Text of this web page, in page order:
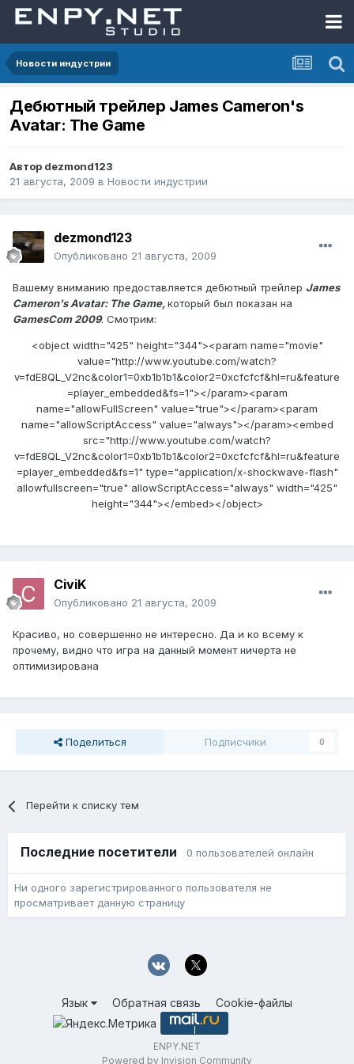
Новости индустрии
Дебютный трейлер James Cameron's
Avatar: The Game
Автор dezmond123
21 августа, 2009 в Новости индустрии
dezmond123
Опубликовано 21 августа, 2009
Вашему вниманию предоставляется дебютный трейлер James
Cameron's Avatar: The Game,который был показан на
GamesCom 2009. Смотрим:
<object width="425" height="344"><param name="movie"
value="http://www.youtube.com/watch?
v=fdE8QL_V2nc&color1=0xb1b1b1&color2=0xcfcfcf&hl=ru&feature
=player_embedded&fs=1"></param><param
name="allowFullScreen" value="true"></param><param
name="allowScriptAccess" value="always"></param><embed
src="http://www.youtube.com/watch?
v=fdE8QL_V2nc&color1=0xb1b1b1&color2=0xcfcfcf&hl=ru&feature
=player_embedded&fs=1" type="application/x-shockwave-flash"
allowfullscreen="true" allowScriptAccess="always" width="425"
height="344"></embed></object>
CiviK
Опубликовано 21 августа, 2009
Красиво, но совершенно не интересно. Да и ко всему к
прочему, видно что игра на данный момент ничерта не
оптимизирована
Поделиться Подписчики 0
Перейти к списку тем
Последние посетители 0 пользователей онлайн
Ни одного зарегистрированного пользователя не
просматривает данную страницу
Язык Обратная связь Cookie-файлы
ENPY.NET
Powered by Invision Community